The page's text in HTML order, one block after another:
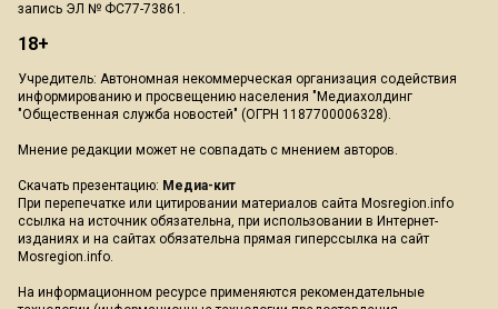
запись ЭЛ № ФС77-73861.
18+
Учредитель: Автономная некоммерческая организация содействия
информированию и просвещению населения "Медиахолдинг
"Общественная служба новостей" (ОГРН 1187700006328).
Мнение редакции может не совпадать с мнением авторов.
Скачать презентацию: Медиа-кит
При перепечатке или цитировании материалов сайта Mosregion.info
ссылка на источник обязательна, при использовании в Интернет-
изданиях и на сайтах обязательна прямая гиперссылка на сайт
Mosregion.info.
На информационном ресурсе применяются рекомендательные